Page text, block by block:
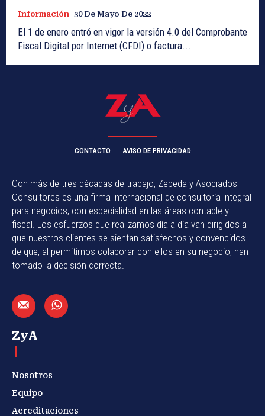
Información 30 De Mayo De 2022
El 1 de enero entró en vigor la versión 4.0 del Comprobante
Fiscal Digital por Internet (CFDI) o factura...
CONTACTO AVISO DE PRIVACIDAD
Con más de tres décadas de trabajo, Zepeda y Asociados
Consultores es una firma internacional de consultoría integral
para negocios, con especialidad en las áreas contable y
fiscal. Los esfuerzos que realizamos día a día van dirigidos a
que nuestros clientes se sientan satisfechos y convencidos
de que, al permitirnos colaborar con ellos en su negocio, han
tomado la decisión correcta.
ZyA
Nosotros
Equipo
Acreditaciones